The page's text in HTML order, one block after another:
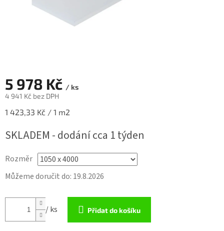
5 978 Kč / ks
4 941 Kč bez DPH
Měrná
1 423,33 Kč / 1 m2
SKLADEM - dodání cca 1 týden
Rozměr
Můžeme doručit do: 19.8.2026
/ ks Přidat do košíku